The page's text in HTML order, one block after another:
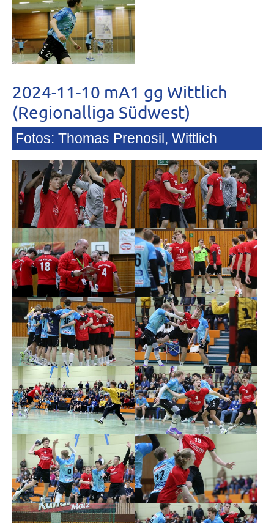
2024-11-10 mA1 gg Wittlich
(Regionalliga Südwest)
Fotos: Thomas Prenosil, Wittlich
Besuchen Siebahigo login
und genießen Sie die
Spannung des Glücksspiels in vollen Zügen